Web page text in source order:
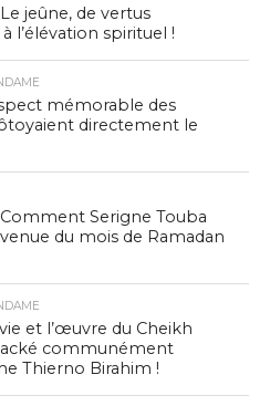
Le jeûne, de vertus
l’élévation spirituel !
mémorable des
directement le
Comment Serigne Touba
du mois de Ramadan
et l’œuvre du Cheikh
communément
Thierno Birahim !